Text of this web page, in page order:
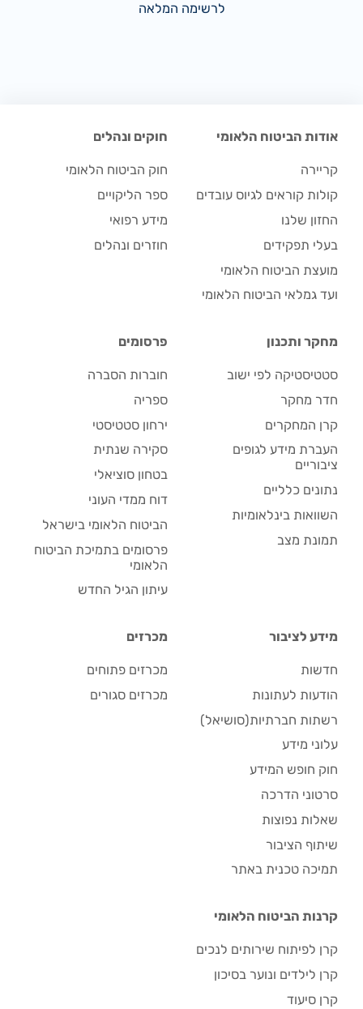
לרשימה המלאה
אודות הביטוח הלאומי
קריירה
קולות קוראים לגיוס עובדים
החזון שלנו
בעלי תפקידים
מועצת הביטוח הלאומי
ועד גמלאי הביטוח הלאומי
חוקים ונהלים
חוק הביטוח הלאומי
ספר הליקויים
מידע רפואי
חוזרים ונהלים
מחקר ותכנון
סטטיסטיקה לפי ישוב
חדר מחקר
קרן המחקרים
העברת מידע לגופים
ציבוריים
נתונים כלליים
השוואות בינלאומיות
תמונת מצב
פרסומים
חוברות הסברה
ספריה
ירחון סטטיסטי
סקירה שנתית
בטחון סוציאלי
דוח ממדי העוני
הביטוח הלאומי בישראל
פרסומים בתמיכת הביטוח
הלאומי
עיתון הגיל החדש
מידע לציבור
חדשות
הודעות לעתונות
רשתות חברתיות(סושיאל)
עלוני מידע
חוק חופש המידע
סרטוני הדרכה
שאלות נפוצות
שיתוף הציבור
תמיכה טכנית באתר
מכרזים
מכרזים פתוחים
מכרזים סגורים
קרנות הביטוח הלאומי
קרן לפיתוח שירותים לנכים
קרן לילדים ונוער בסיכון
קרן סיעוד